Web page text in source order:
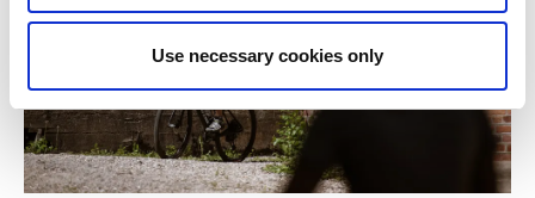
Use necessary cookies only